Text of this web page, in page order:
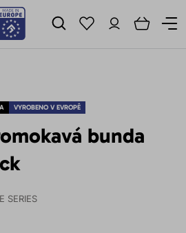
VYROBENO V EVROPĚ
bunda
SERIES